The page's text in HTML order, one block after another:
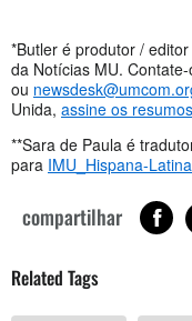
*Butler é produtor /
da Notícias MU.
ou
Unida, assine os
**Sara de Paula é
para IMU_Hispana-
compartilhar
Related Tags